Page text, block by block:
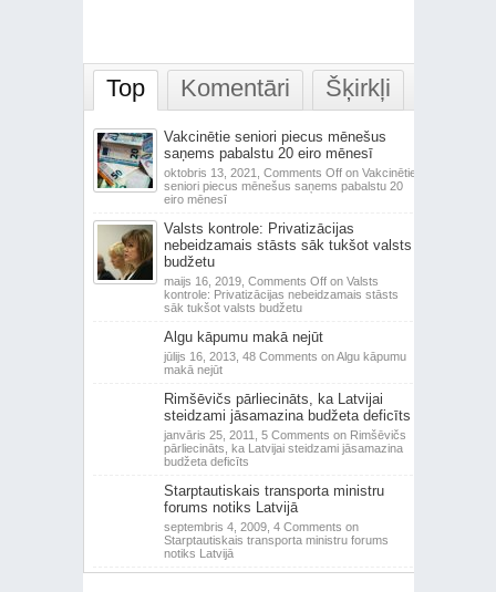
Top Komentāri Šķirkļi
Vakcinētie seniori piecus mēnešus
saņems pabalstu 20 eiro mēnesī
oktobris 13, 2021, Comments Offon Vakcinētie
seniori piecus mēnešus saņems pabalstu 20
eiro mēnesī
Valsts kontrole: Privatizācijas
nebeidzamais stāsts sāk tukšot valsts
budžetu
maijs 16, 2019, Comments Offon Valsts
kontrole: Privatizācijas nebeidzamais stāsts
sāk tukšot valsts budžetu
Algu kāpumu makā nejūt
jūlijs 16, 2013, 48 Comments on Algu kāpumu
makā nejūt
Rimšēvičs pārliecināts, ka Latvijai
steidzami jāsamazina budžeta deficīts
janvāris 25, 2011, 5 Comments on Rimšēvičs
pārliecināts, ka Latvijai steidzami jāsamazina
budžeta deficīts
Starptautiskais transporta ministru
forums notiks Latvijā
septembris 4, 2009, 4 Comments on
Starptautiskais transporta ministru forums
notiks Latvijā